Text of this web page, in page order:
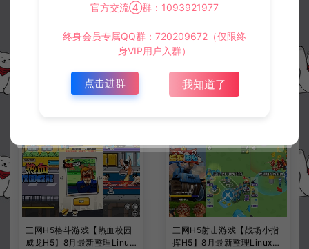
常见问题
三网H5格斗游戏【热血校园
威龙H5】8月最新整理Linux
三网H5射击游戏【战场小指
挥H5】8月最新整理Linux手
官方交流④群：1093921977
终身会员专属QQ群：720209672（仅限终
身VIP用户入群）
点击进群 我知道了